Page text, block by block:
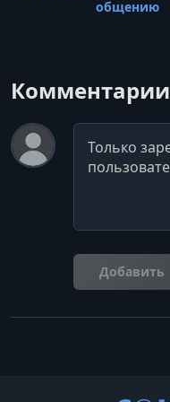
общению
Комментарии
Комментарий
Добавить